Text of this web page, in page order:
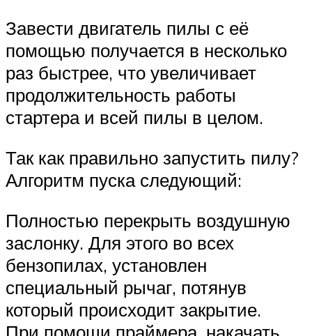
Завести двигатель пилы с её
помощью получается в несколько
раз быстрее, что увеличивает
продолжительность работы
стартера и всей пилы в целом.
Так как правильно запустить пилу?
Алгоритм пуска следующий:
Полностью перекрыть воздушную
заслонку. Для этого во всех
бензопилах, установлен
специальный рычаг, потянув
который происходит закрытие.